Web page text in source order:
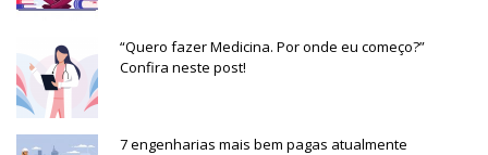
“Quero fazer Medicina. Por onde eu começo?”
Confira neste post!
7 engenharias mais bem pagas atualmente